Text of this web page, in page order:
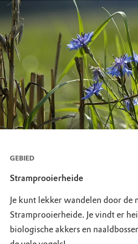
GEBIED
Stramprooierheide
Je kunt lekker wandelen door de
Stramprooierheide. Je vindt er
biologische akkers en